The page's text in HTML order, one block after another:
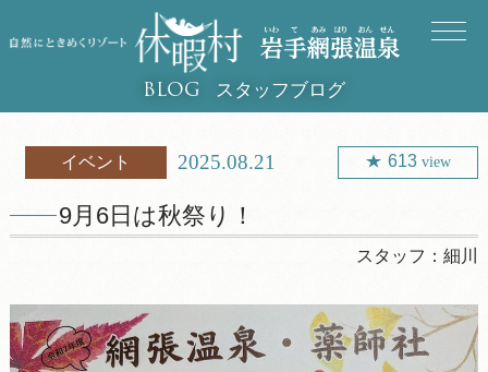
BLOG スタッフブログ
イベント 2025.08.21 613 view
9月6日は秋祭り！
スタッフ：細川